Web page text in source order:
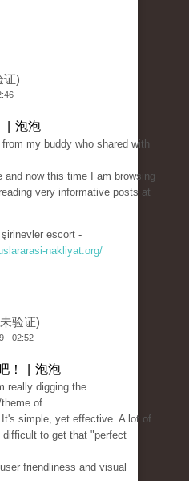
证)
| 泡泡
from my buddy who shared with
and now this time I am browsing
very informative posts at
escort -
nakliyat.org/
验证)
- 02:52
！ | 泡泡
really digging the
of
simple, yet effective. A lot of
difficult to get that "perfect
friendliness and visual